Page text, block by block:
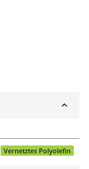
Vernetztes Polyolefin